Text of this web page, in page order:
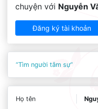
chuyện với Nguyễn
Đăng ký tài khoản
“Tìm người tâm sự”
Họ tên